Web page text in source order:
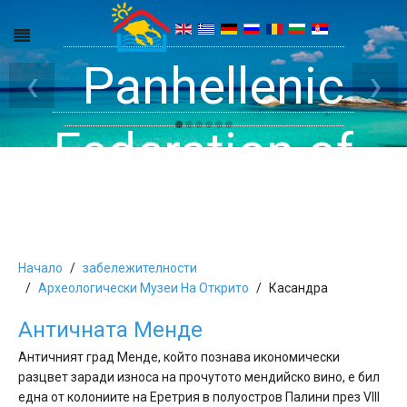
Panhellenic
Federation of
and Apartments
in Halkidiki
Halkidiki -
Rooms, Studios,
Get inside your
Dreams
›
‹
Начало
забележителности
Aрхеологически Mузеи Hа Oткрито
Касандра
Aнтичната Mенде
Античният град Менде, който познава икономически
разцвет заради износа на прочутото мендийско вино, е бил
една от колониите на Еретрия в полуостров Палини през VІІІ